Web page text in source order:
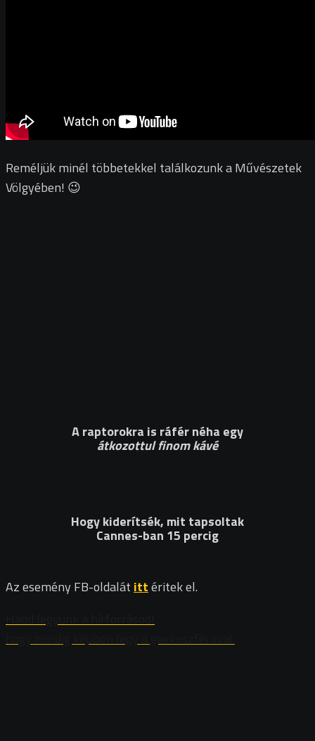
Reméljük minél többetekkel találkozunk a Művészetek
Völgyében! 😉
A raptorokra is ráfér néha egy
átkozottul finom kávé
Hogy kiderítsék, mit tapsoltak
Cannes-ban 15 percig
Az esemény FB-oldalát ittéritek el.